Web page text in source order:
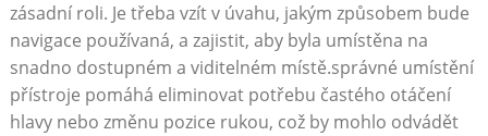
⁤zásadní roli. ⁢Je‌ třeba vzít v úvahu, jakým způsobem bude
navigace používaná, a​ zajistit, aby byla umístěna na
snadno dostupném a viditelném místě.správné umístění
přístroje⁣ pomáhá eliminovat potřebu⁣ častého otáčení
hlavy nebo změnu pozice rukou, což by mohlo odvádět